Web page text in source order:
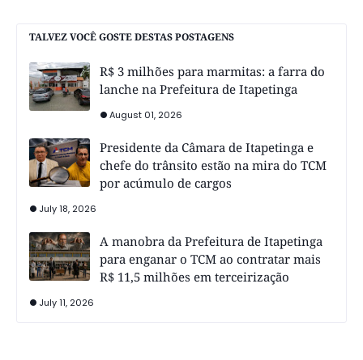
TALVEZ VOCÊ GOSTE DESTAS POSTAGENS
R$ 3 milhões para marmitas: a farra do
lanche na Prefeitura de Itapetinga
August 01, 2026
Presidente da Câmara de Itapetinga e
chefe do trânsito estão na mira do TCM
por acúmulo de cargos
July 18, 2026
A manobra da Prefeitura de Itapetinga
para enganar o TCM ao contratar mais
R$ 11,5 milhões em terceirização
July 11, 2026